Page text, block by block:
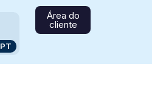
PT
Área do
cliente